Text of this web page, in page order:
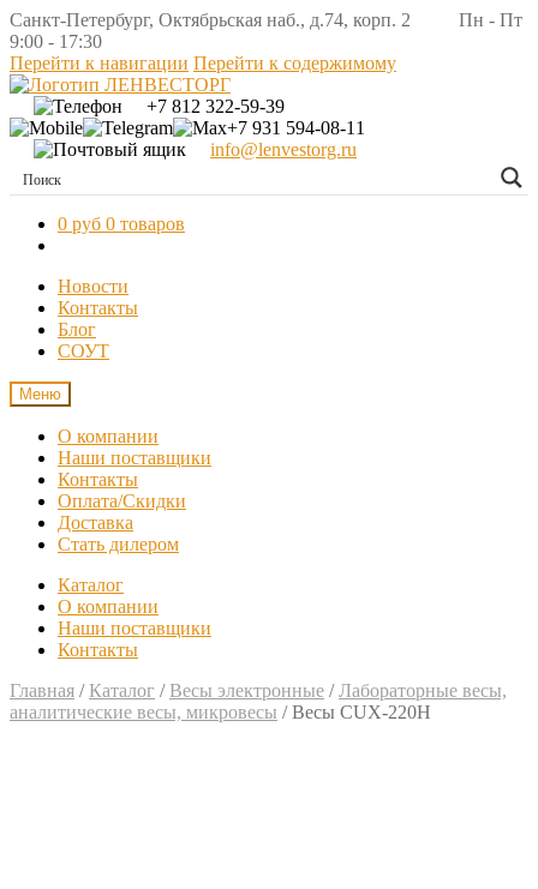
Санкт-Петербург, Октябрьская наб., д.74, корп. 2 Пн - Пт
9:00 - 17:30
Перейти к навигации Перейти к содержимому
+7 812 322-59-39
+7 931 594-08-11
info@lenvestorg.ru
0 руб 0 товаров
Новости
Контакты
Блог
СОУТ
Меню
О компании
Наши поставщики
Контакты
Оплата/Скидки
Доставка
Стать дилером
Каталог
О компании
Наши поставщики
Контакты
Главная / Каталог / Весы электронные /Лабораторные весы,
аналитические весы, микровесы /Весы CUX-220H